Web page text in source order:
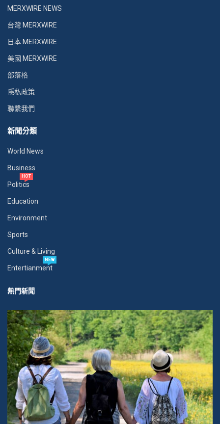
MERXWIRE NEWS
台灣 MERXWIRE
日本 MERXWIRE
美國 MERXWIRE
部落格
隱私政策
聯繫我們
新聞分類
World News
Business
Politics
HOT
Education
Environment
Sports
Culture & Living
Entertianment
NEW
熱門新聞